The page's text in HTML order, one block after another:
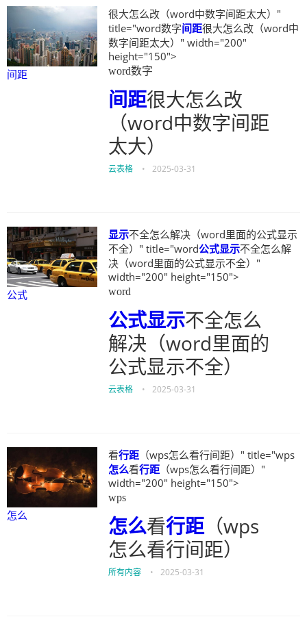
间距
很大怎么改（word中数字间距太大）"
title="word数字间距很大怎么改（word中
数字间距太大）" width="200"
height="150">
word数字
间距很大怎么改
（word中数字间距
太大）
云表格 • 2025-03-31
公式
显示不全怎么解决（word里面的公式显示
不全）" title="word公式显示不全怎么解
决（word里面的公式显示不全）"
width="200" height="150">
word
公式显示不全怎么
解决（word里面的
公式显示不全）
云表格 • 2025-03-31
怎么
看行距 （wps怎么看行间距）" title="wps
怎么看行距 （wps怎么看行间距）"
width="200" height="150">
wps
怎么看行距（wps
怎么看行间距）
所有内容 • 2025-03-31